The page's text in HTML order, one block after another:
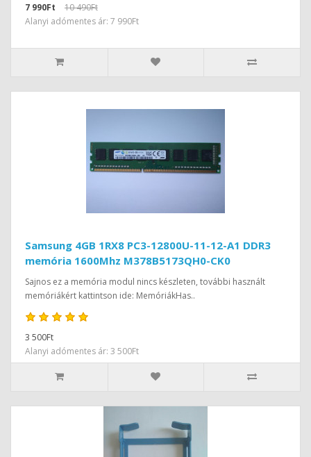
7 990Ft
10 490Ft
Alanyi adómentes ár: 7 990Ft
Samsung 4GB 1RX8 PC3-12800U-11-12-A1 DDR3
memória 1600Mhz M378B5173QH0-CK0
Sajnos ez a memória modul nincs készleten, további használt
memóriákért kattintson ide: MemóriákHas..
3 500Ft
Alanyi adómentes ár: 3 500Ft